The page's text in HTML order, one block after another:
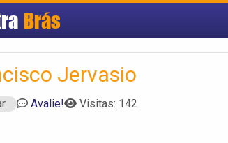
Brás
Jervasio
Avalie! Visitas: 142